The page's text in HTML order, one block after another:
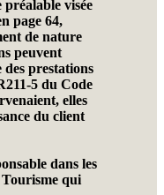
visée
page 64,
de nature
peuvent
prestations
5 du Code
elles
du client
dans les
Tourisme qui